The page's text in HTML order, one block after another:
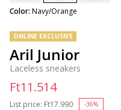
ONLINE EXCLUSIVE
Aril Junior
Laceless sneakers
List price: Price reduced from
Ft17.990 -36%
Ft11.514
Color: Navy/Orange
selected